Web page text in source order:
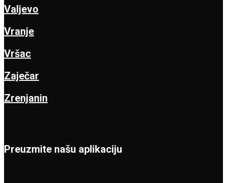
Valjevo
Vranje
Vršac
Zaječar
Zrenjanin
Preuzmite našu aplikaciju